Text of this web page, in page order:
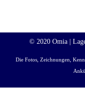
© 2020 Omia |
Die Fotos, Zeichnungen,